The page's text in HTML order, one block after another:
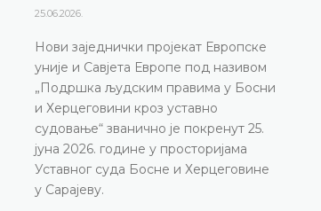
25.06.2026.
Нови заједнички пројекат Европске
уније и Савјета Европе под називом
„Подршка људским правима у Босни
и Херцеговини кроз уставно
судовање“ званично је покренут 25.
јуна 2026. године у просторијама
Уставног суда Босне и Херцеговине
у Сарајеву.